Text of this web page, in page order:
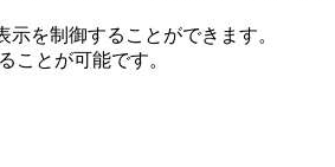
示を制御することができます。
ことが可能です。